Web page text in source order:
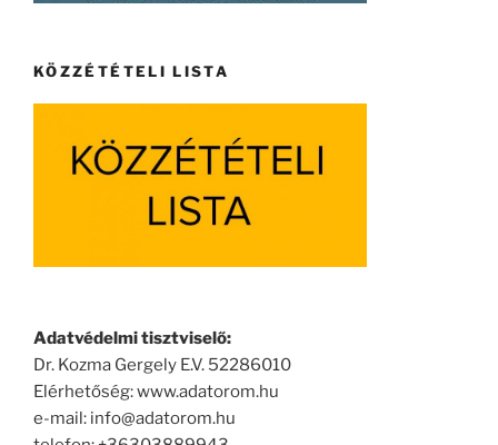
KÖZZÉTÉTELI LISTA
Adatvédelmi tisztviselő:
Dr. Kozma Gergely E.V. 52286010
Elérhetőség: www.adatorom.hu
e-mail: info@adatorom.hu